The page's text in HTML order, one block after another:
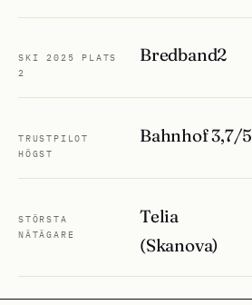
SKI 2025 PLATS
2
Bredband2
TRUSTPILOT
HÖGST
Bahnhof 3,7/5
STÖRSTA
NÄTÄGARE
Telia
(Skanova)